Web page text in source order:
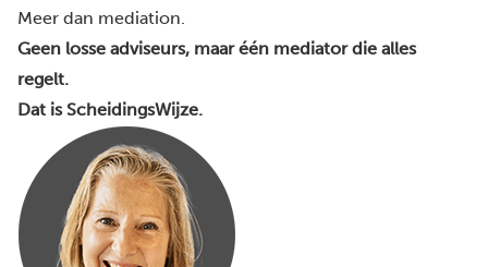
Meer dan mediation.
Geen losse adviseurs, maar één mediator die alles
regelt.
Dat is ScheidingsWijze.